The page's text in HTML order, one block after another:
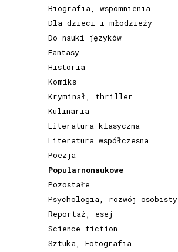
Biografia, wspomnienia
Dla dzieci i młodzieży
Do nauki języków
Fantasy
Historia
Komiks
Kryminał, thriller
Kulinaria
Literatura klasyczna
Literatura współczesna
Poezja
Popularnonaukowe
Pozostałe
Psychologia, rozwój osobisty
Reportaż, esej
Science-fiction
Sztuka, Fotografia